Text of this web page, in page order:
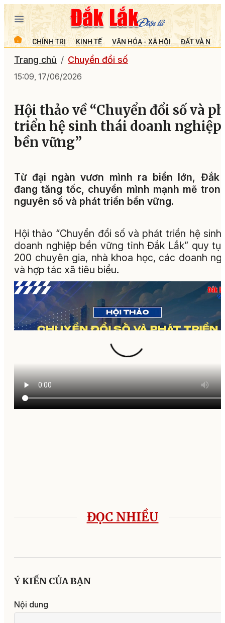
CHÍNH TRỊ KINH TẾ VĂN HÓA - XÃ HỘI ĐẤT VÀ
Trang chủ Chuyển đổi số
15:09, 17/06/2026
Hội thảo về “Chuyển đổi số và
triển hệ sinh thái doanh nghiệp
bền vững”
Từ đại ngàn vươn mình ra biển lớn, Đắk
đang tăng tốc, chuyển mình mạnh mẽ
nguyên số và phát triển bền vững.
Hội thảo “Chuyển đổi số và phát triển hệ sinh
doanh nghiệp bền vững tỉnh Đắk Lắk” quy tụ
200 chuyên gia, nhà khoa học, các doanh
và hợp tác xã tiêu biểu.
ĐỌC NHIỀU
Ý KIẾN CỦA BẠN
Nội dung